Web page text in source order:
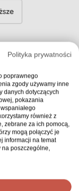
1,00 zł
100,00 zł
60,00 zł
Polityka prywatności
poprawnego
zgody używamy inne
danych dotyczących
pokazania
również z
zebrane za ich pomocą,
mogą połączyć je
informacji na temat
na poszczególne,